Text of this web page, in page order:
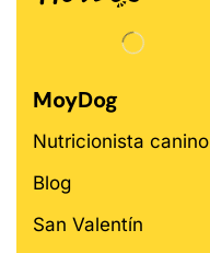
MoyDog
Nutricionista canino
Blog
San Valentín